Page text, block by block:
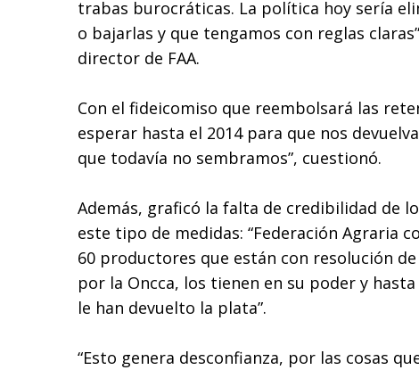
trabas burocráticas. La política hoy sería
o bajarlas y que tengamos con reglas
director de FAA.
Con el fideicomiso que reembolsará las
esperar hasta el 2014 para que nos
que todavía no sembramos”, cuestionó.
Además, graficó la falta de credibilidad de
este tipo de medidas: “Federación Agraria
60 productores que están con resolución
por la Oncca, los tienen en su poder y
le han devuelto la plata”.
“Esto genera desconfianza, por las cosas